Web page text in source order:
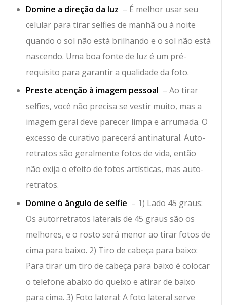
Domine a direção da luz – É melhor usar seu
celular para tirar selfies de manhã ou à noite
quando o sol não está brilhando e o sol não está
nascendo. Uma boa fonte de luz é um pré-
requisito para garantir a qualidade da foto.
Preste atenção à imagem pessoal – Ao tirar
selfies, você não precisa se vestir muito, mas a
imagem geral deve parecer limpa e arrumada. O
excesso de curativo parecerá antinatural. Auto-
retratos são geralmente fotos de vida, então
não exija o efeito de fotos artísticas, mas auto-
retratos.
Domine o ângulo de selfie – 1) Lado 45 graus:
Os autorretratos laterais de 45 graus são os
melhores, e o rosto será menor ao tirar fotos de
cima para baixo. 2) Tiro de cabeça para baixo:
Para tirar um tiro de cabeça para baixo é colocar
o telefone abaixo do queixo e atirar de baixo
para cima. 3) Foto lateral: A foto lateral serve